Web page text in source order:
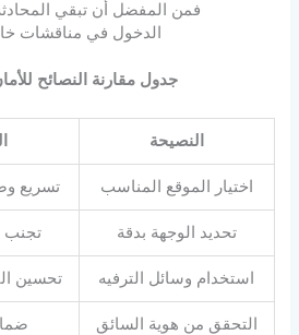
فمن المفضل أن تبقي
الدخول في مناقشات
جدول مقارنة النصائح
النصيحة
اختيار الموقع المناسب تسريع
تحديد الوجهة بدقة تجنب
استخدام وسائل الترفيه تحسين
التحقق من هوية السائق